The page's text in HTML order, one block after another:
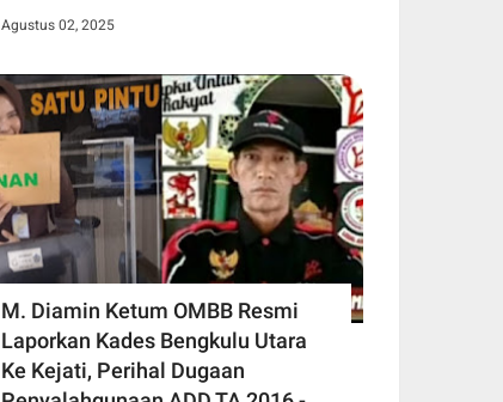
Agustus 02, 2025
M. Diamin Ketum OMBB Resmi
Laporkan Kades Bengkulu Utara
Ke Kejati, Perihal Dugaan